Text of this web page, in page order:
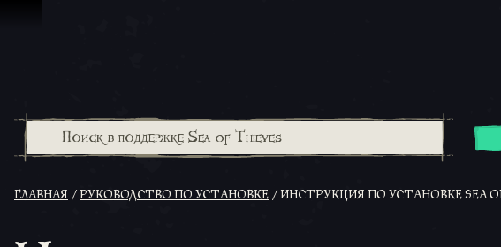
ГЛАВНАЯ РУКОВОДСТВО ПО УСТАНОВКЕ ИНСТРУКЦИЯ ПО УСТАНОВКЕ SEA